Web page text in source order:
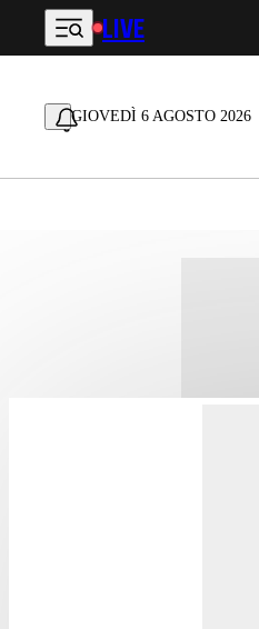
Vai al contenuto principale
LIVE
GIOVEDÌ 6 AGOSTO 2026